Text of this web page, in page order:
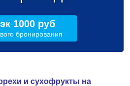
1000 руб
бронирования
и сухофрукты на